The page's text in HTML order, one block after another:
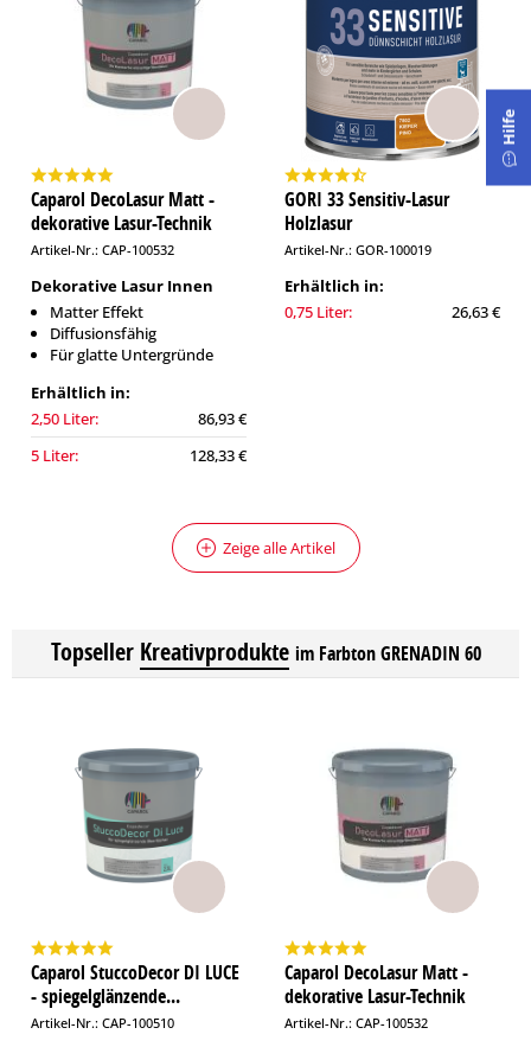
Caparol DecoLasur Matt -
dekorative Lasur-Technik
Artikel-Nr.: CAP-100532
Dekorative Lasur Innen
Matter Effekt
Diffusionsfähig
Für glatte Untergründe
Erhältlich in:
2,50 Liter:
86,93 €
5 Liter:
128,33 €
GORI 33 Sensitiv-Lasur
Holzlasur
Artikel-Nr.: GOR-100019
Erhältlich in:
0,75 Liter:
26,63 €
Zeige alle Artikel
Topseller Kreativprodukte im Farbton GRENADIN 60
Caparol StuccoDecor DI LUCE
- spiegelglänzende...
Artikel-Nr.: CAP-100510
Caparol DecoLasur Matt -
dekorative Lasur-Technik
Artikel-Nr.: CAP-100532
Hilfe